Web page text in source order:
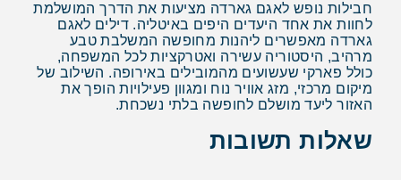
חבילות נופש לאגם גארדה מציעות את הדרך המושלמת
לחוות את אחד היעדים היפים באיטליה. דילים לאגם
גארדה מאפשרים ליהנות מחופשה המשלבת טבע
מרהיב, היסטוריה עשירה ואטרקציות לכל המשפחה,
כולל פארקי שעשועים מהמובילים באירופה. השילוב של
מיקום מרכזי, מזג אוויר נוח ומגוון פעילויות הופך את
האזור ליעד מושלם לחופשה בלתי נשכחת.
שאלות תשובות